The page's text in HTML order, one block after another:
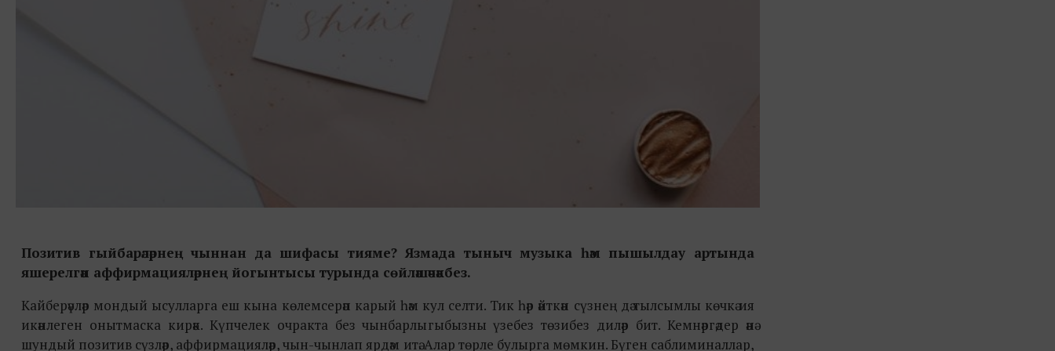
Позитив гыйбарәләрнең чыннан да шифасы тияме? Язмада тыныч музыка һәм пышылдау артында
яшерелгән аффирмацияләрнең йогынтысы турында сөйләшәчәкбез.
Кайберәүләр мондый ысулларга еш кына көлемсерәп карый һәм кул селти. Тик һәр әйткән сүзнең дә тылсымлы көчкә ия
икәнлеген онытмаска кирәк. Күпчелек очракта без чынбарлыгыбызны үзебез төзибез диләр бит. Кемнәргәдер әнә
шундый позитив сүзләр, аффирмацияләр, чын-чынлап ярдәм итә. Алар төрле булырга мөмкин. Бүген саблиминаллар,